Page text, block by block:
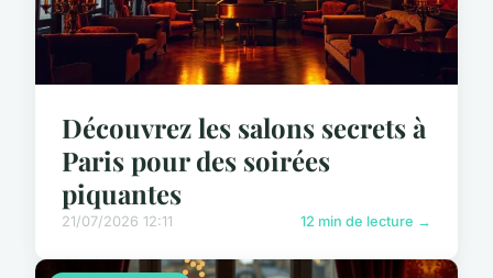
Découvrez les salons secrets à
Paris pour des soirées
piquantes
21/07/2026 12:11 12 min de lecture →